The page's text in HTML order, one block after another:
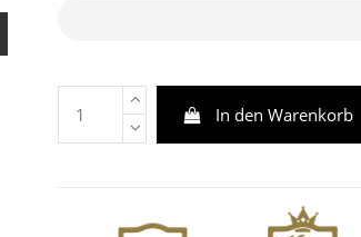
In den Warenkorb